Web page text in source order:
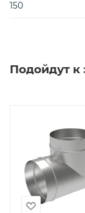
150
Подойдут к